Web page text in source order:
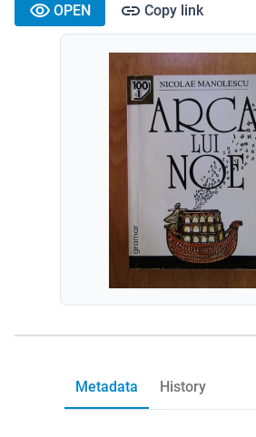
OPEN Copy link
Metadata History